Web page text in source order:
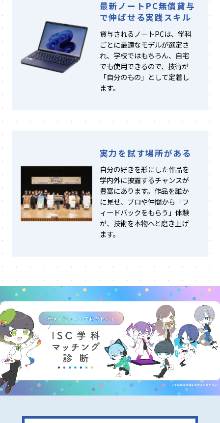
最新ノートPC無償貸与
で伸ばせる実践スキル
貸与されるノートPCは、学科
ごとに最適なモデルが選定さ
れ、学校ではもちろん、自宅
でも使用できるので、技術が
「自分のもの」として定着し
ます。
実力を試す場所がある
自分の好きを形にした作品を
学内外に披露するチャンスが
豊富にあります。作品を誰か
に見せ、プロや仲間から「フ
ィードバックをもらう」体験
が、技術を本物へと磨き上げ
ます。